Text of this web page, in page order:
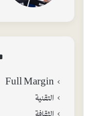
Full Margin
التقنية